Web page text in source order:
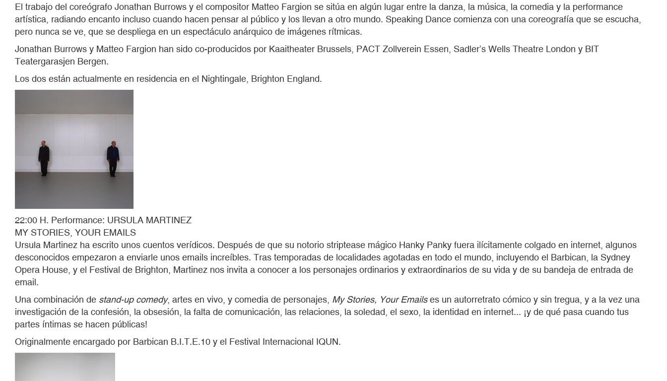
El trabajo del coreógrafo Jonathan Burrows y el compositor Matteo Fargion se sitúa en algún lugar entre la danza, la música, la comedia y la performance
artística, radiando encanto incluso cuando hacen pensar al público y los llevan a otro mundo. Speaking Dance comienza con una coreografía que se escucha,
pero nunca se ve, que se despliega en un espectáculo anárquico de imágenes rítmicas.
Jonathan Burrows y Matteo Fargion han sido co-producidos por Kaaitheater Brussels, PACT Zollverein Essen, Sadler’s Wells Theatre London y BIT
Teatergarasjen Bergen.
Los dos están actualmente en residencia en el Nightingale, Brighton England.
22:00 H. Performance: URSULA MARTINEZ
MY STORIES, YOUR EMAILS
Ursula Martinez ha escrito unos cuentos verídicos. Después de que su notorio striptease mágico Hanky Panky fuera ilícitamente colgado en internet, algunos
desconocidos empezaron a enviarle unos emails increíbles. Tras temporadas de localidades agotadas en todo el mundo, incluyendo el Barbican, la Sydney
Opera House, y el Festival de Brighton, Martinez nos invita a conocer a los personajes ordinarios y extraordinarios de su vida y de su bandeja de entrada de
email.
Una combinación de stand-up comedy, artes en vivo, y comedia de personajes, My Stories, Your Emailses un autorretrato cómico y sin tregua, y a la vez una
investigación de la confesión, la obsesión, la falta de comunicación, las relaciones, la soledad, el sexo, la identidad en internet... ¡y de qué pasa cuando tus
partes íntimas se hacen públicas!
Originalmente encargado por Barbican B.I.T.E.10 y el Festival Internacional IQUN.